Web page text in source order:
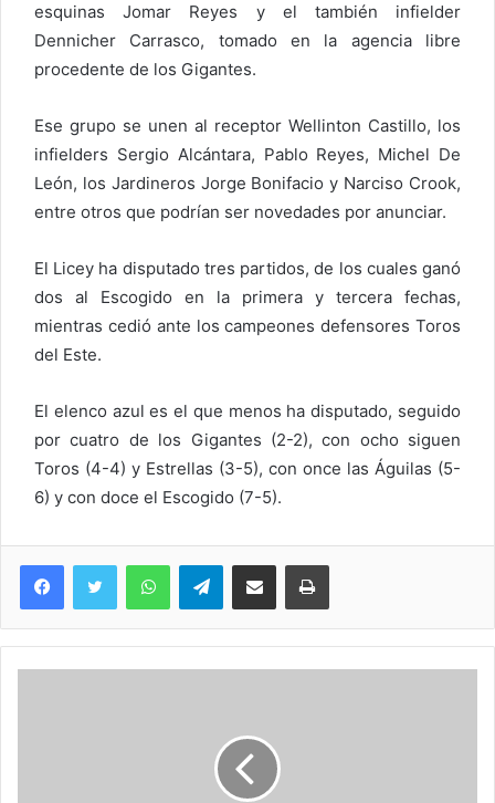
esquinas Jomar Reyes y el también infielder
Dennicher Carrasco, tomado en la agencia libre
procedente de los Gigantes.
Ese grupo se unen al receptor Wellinton Castillo, los
infielders Sergio Alcántara, Pablo Reyes, Michel De
León, los Jardineros Jorge Bonifacio y Narciso Crook,
entre otros que podrían ser novedades por anunciar.
El Licey ha disputado tres partidos, de los cuales ganó
dos al Escogido en la primera y tercera fechas,
mientras cedió ante los campeones defensores Toros
del Este.
El elenco azul es el que menos ha disputado, seguido
por cuatro de los Gigantes (2-2), con ocho siguen
Toros (4-4) y Estrellas (3-5), con once las Águilas (5-
6) y con doce el Escogido (7-5).
WhatsAppTelegramCompartir via Email Imprimi